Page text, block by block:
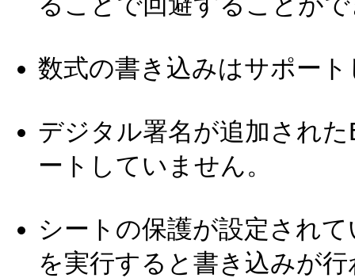
数式の書き込みはサポー
デジタル署名が追加され
ートしていません。
シートの保護が設定され
を実行すると書き込みが